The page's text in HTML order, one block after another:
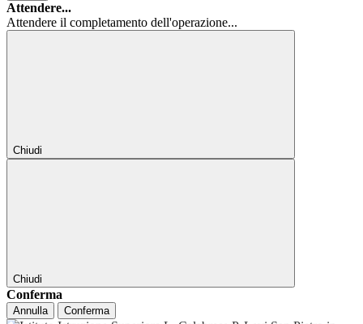
Attendere...
Attendere il completamento dell'operazione...
Chiudi
Chiudi
Conferma
Annulla Conferma